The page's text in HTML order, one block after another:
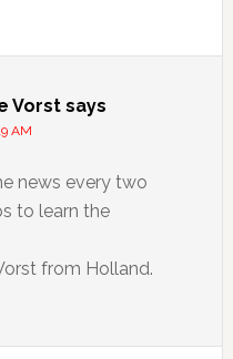
Vorst says
AM
news every two
to learn the
from Holland.